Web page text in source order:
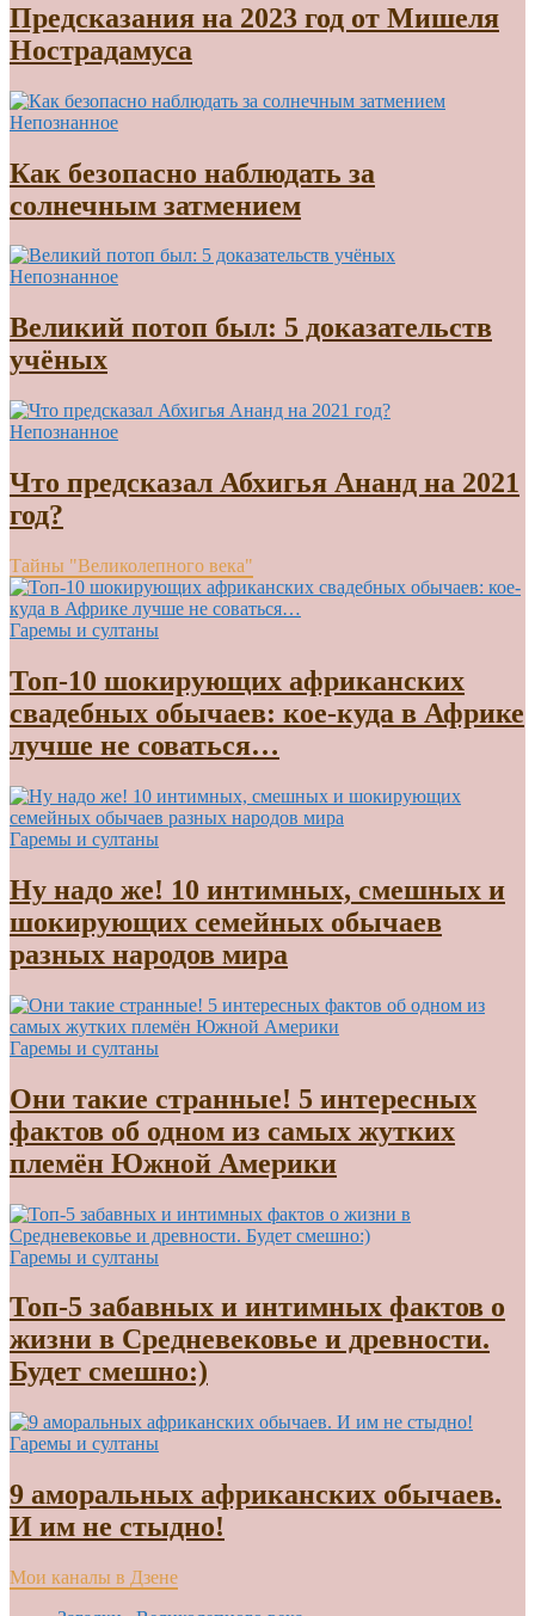
Предсказания на 2023 год от Мишеля
Нострадамуса
Непознанное
Как безопасно наблюдать за
солнечным затмением
Непознанное
Великий потоп был: 5 доказательств
учёных
Непознанное
Что предсказал Абхигья Ананд на 2021
год?
Тайны "Великолепного века"
Гаремы и султаны
Топ-10 шокирующих африканских
свадебных обычаев: кое-куда в Африке
лучше не соваться…
Гаремы и султаны
Ну надо же! 10 интимных, смешных и
шокирующих семейных обычаев
разных народов мира
Гаремы и султаны
Они такие странные! 5 интересных
фактов об одном из самых жутких
племён Южной Америки
Гаремы и султаны
Топ-5 забавных и интимных фактов о
жизни в Средневековье и древности.
Будет смешно:)
Гаремы и султаны
9 аморальных африканских обычаев.
И им не стыдно!
Мои каналы в Дзене